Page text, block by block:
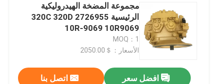
مجموعة المضخة الهيدروليكية
الرئيسية 320C 320D 2726955
10R-9069 10R9069
MOQ：1
الأسعار：＄2050.00
افضل سعر اتصل بنا